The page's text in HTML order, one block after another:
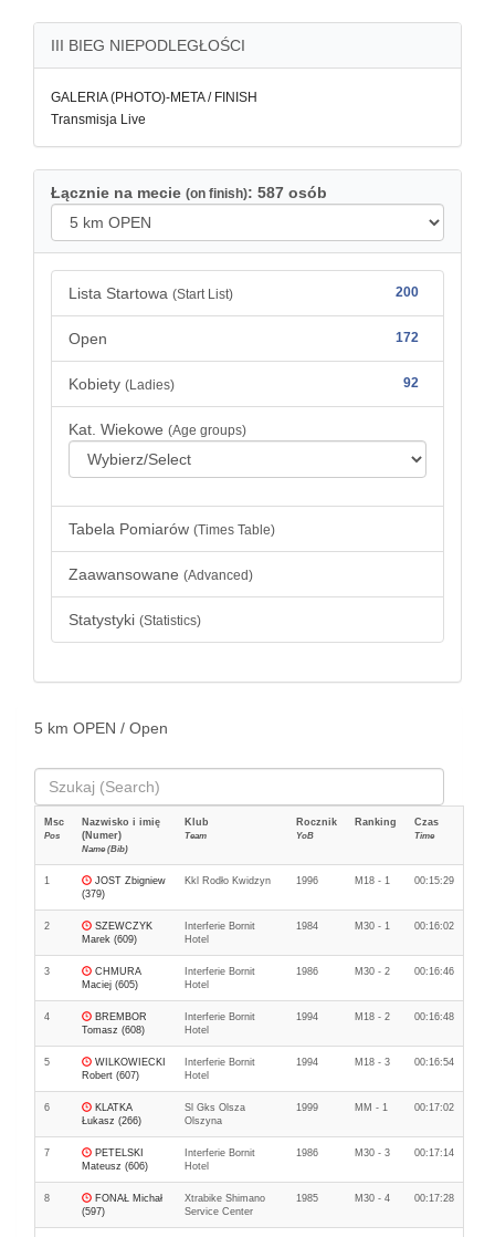
III BIEG NIEPODLEGŁOŚCI
GALERIA (PHOTO)-META / FINISH
Transmisja Live
Łącznie na mecie (on finish): 587 osób
Lista Startowa (Start List) 200
Open 172
Kobiety (Ladies) 92
Kat. Wiekowe (Age groups)
Tabela Pomiarów (Times Table)
Zaawansowane (Advanced)
Statystyki (Statistics)
5 km OPEN / Open
Msc
Pos
Nazwisko i imię
(Numer)
Name (Bib)
Klub
Team
Rocznik
YoB
Ranking Czas
Time
1
JOST Zbigniew
(379)
Kkl Rodło Kwidzyn 1996 M18 - 1 00:15:29
2
SZEWCZYK
Marek (609)
Interferie Bornit
Hotel
1984 M30 - 1 00:16:02
3
CHMURA
Maciej (605)
Interferie Bornit
Hotel
1986 M30 - 2 00:16:46
4
BREMBOR
Tomasz (608)
Interferie Bornit
Hotel
1994 M18 - 2 00:16:48
5
WILKOWIECKI
Robert (607)
Interferie Bornit
Hotel
1994 M18 - 3 00:16:54
6
KLATKA
Łukasz (266)
Sl Gks Olsza
Olszyna
1999 MM - 1 00:17:02
7
PETELSKI
Mateusz (606)
Interferie Bornit
Hotel
1986 M30 - 3 00:17:14
8
FONAŁ Michał
(597)
Xtrabike Shimano
Service Center
1985 M30 - 4 00:17:28